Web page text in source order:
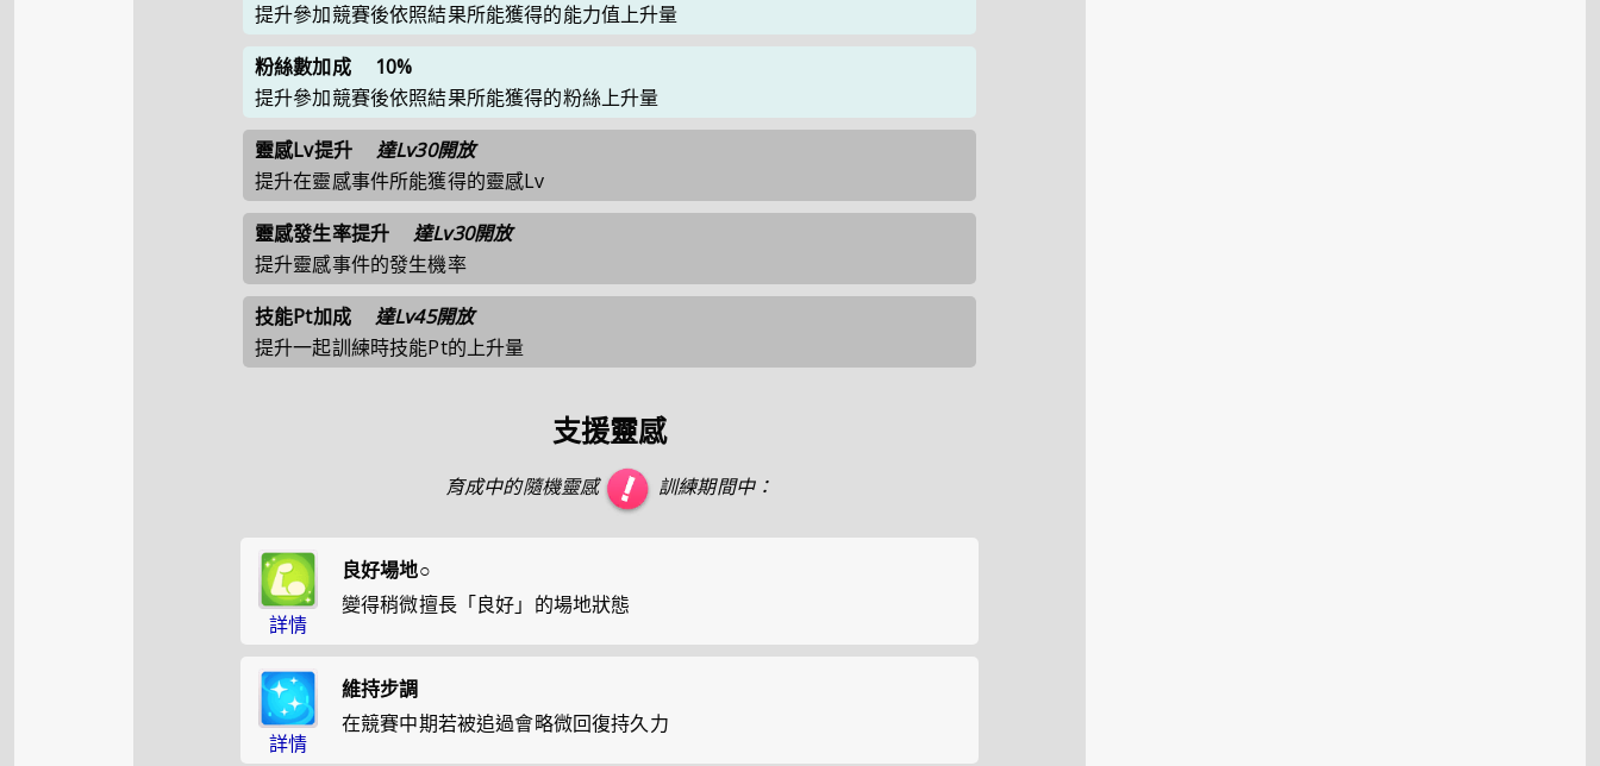
提升參加競賽後依照結果所能獲得的能力值上升量
粉絲數加成
10%
提升參加競賽後依照結果所能獲得的粉絲上升量
靈感Lv提升
達Lv30開放
提升在靈感事件所能獲得的靈感Lv
靈感發生率提升
達Lv30開放
提升靈感事件的發生機率
技能Pt加成
達Lv45開放
提升一起訓練時技能Pt的上升量
支援靈感
育成中的隨機靈感 訓練期間中：
詳情
良好場地○
變得稍微擅長「良好」的場地狀態
詳情
維持步調
在競賽中期若被追過會略微回復持久力